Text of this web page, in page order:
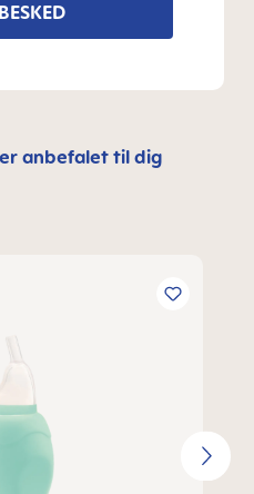
anbefalet til dig